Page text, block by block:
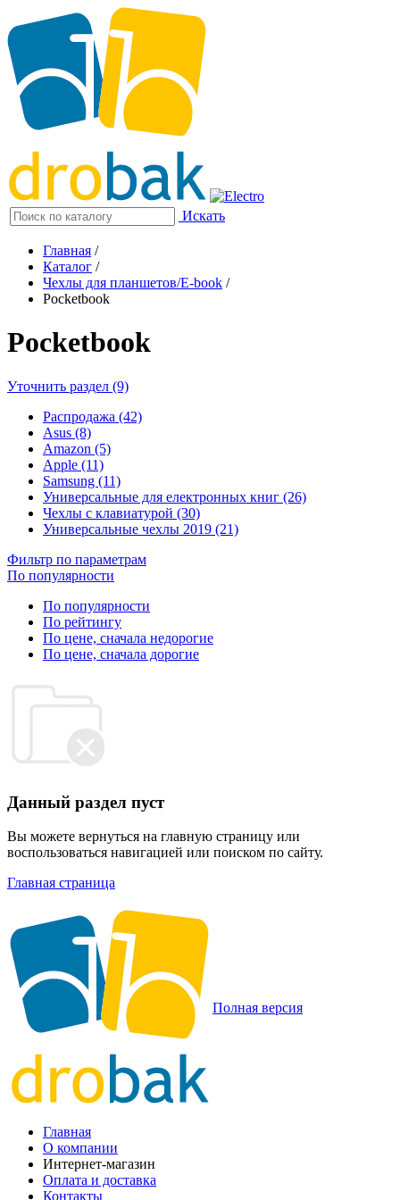
Искать
Главная /
Каталог /
Чехлы для планшетов/E-book /
Pocketbook
Pocketbook
Уточнить раздел (9)
Распродажа (42)
Asus (8)
Amazon (5)
Apple (11)
Samsung (11)
Универсальные для електронных книг (26)
Чехлы с клавиатурой (30)
Универсальные чехлы 2019 (21)
Фильтр по параметрам
По популярности
По популярности
По рейтингу
По цене, сначала недорогие
По цене, сначала дорогие
Данный раздел пуст
Вы можете вернуться на главную страницу или
воспользоваться навигацией или поиском по сайту.
Главная страница
Полная версия
Главная
О компании
Интернет-магазин
Оплата и доставка
Контакты